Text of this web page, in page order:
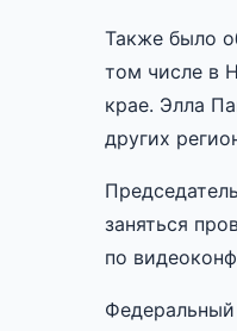
Также было
том числе в
крае. Элла
других
заняться
по